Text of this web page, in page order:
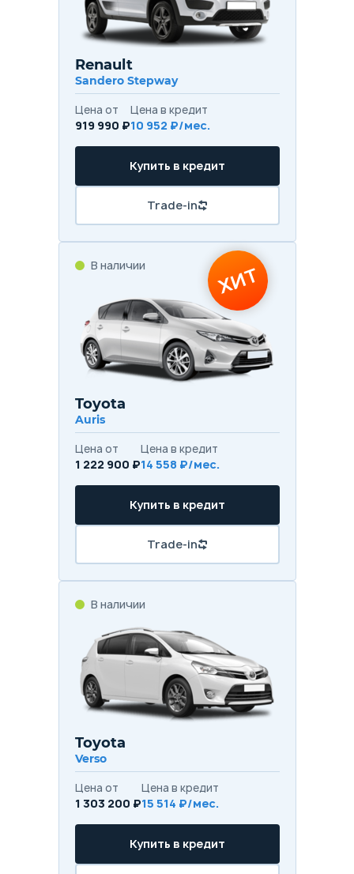
Renault
Sandero Stepway
Цена от
919 990 ₽
Цена в кредит
10 952 ₽/мес.
Купить в кредит
Trade-in
В наличии ХИТ
Toyota
Auris
Цена от
1 222 900 ₽
Цена в кредит
14 558 ₽/мес.
Купить в кредит
Trade-in
В наличии
Toyota
Verso
Цена от
1 303 200 ₽
Цена в кредит
15 514 ₽/мес.
Купить в кредит